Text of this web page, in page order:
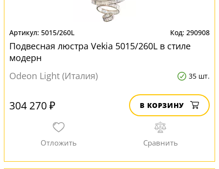
5015/260L 290908
Подвесная люстра Vekia 5015/260L в стиле
модерн
Odeon Light (Италия)
35 шт.
304 270 ₽ В КОРЗИНУ